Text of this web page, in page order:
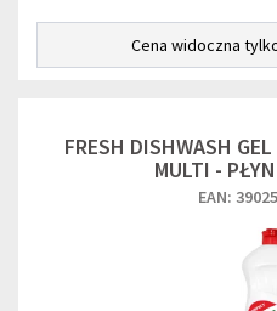
Cena widoczna
FRESH DISHWASH
MULTI -
EAN: